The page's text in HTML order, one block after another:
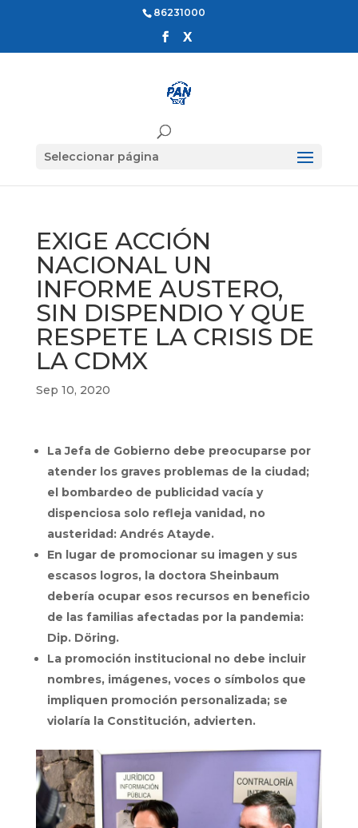
86231000
Seleccionar página
EXIGE ACCIÓN
NACIONAL UN
INFORME AUSTERO,
SIN DISPENDIO Y QUE
RESPETE LA CRISIS DE
LA CDMX
Sep 10, 2020
La Jefa de Gobierno debe preocuparse por
atender los graves problemas de la ciudad;
el bombardeo de publicidad vacía y
dispenciosa solo refleja vanidad, no
austeridad: Andrés Atayde.
En lugar de promocionar su imagen y sus
escasos logros, la doctora Sheinbaum
debería ocupar esos recursos en beneficio
de las familias afectadas por la pandemia:
Dip. Döring.
La promoción institucional no debe incluir
nombres, imágenes, voces o símbolos que
impliquen promoción personalizada; se
violaría la Constitución, advierten.